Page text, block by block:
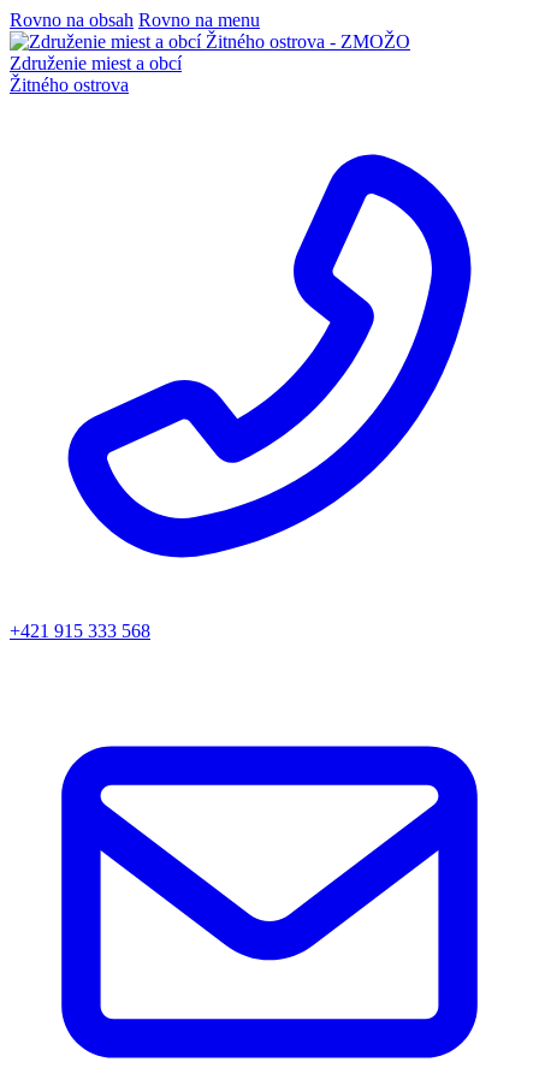
Rovno na obsah Rovno na menu
Združenie miest a obcí
Žitného ostrova
+421 915 333 568